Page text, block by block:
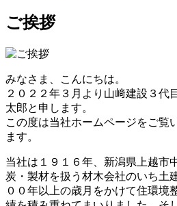
ご挨拶
みなさま、こんにちは。
２０２２年３月より山﨑建設３代
太郎と申します。
この度は当社ホームページをご覧
ます。
当社は１９１６年、新潟県上越市
炭・製材を扱う材木会社のいち土
００年以上の歳月をかけて住環境